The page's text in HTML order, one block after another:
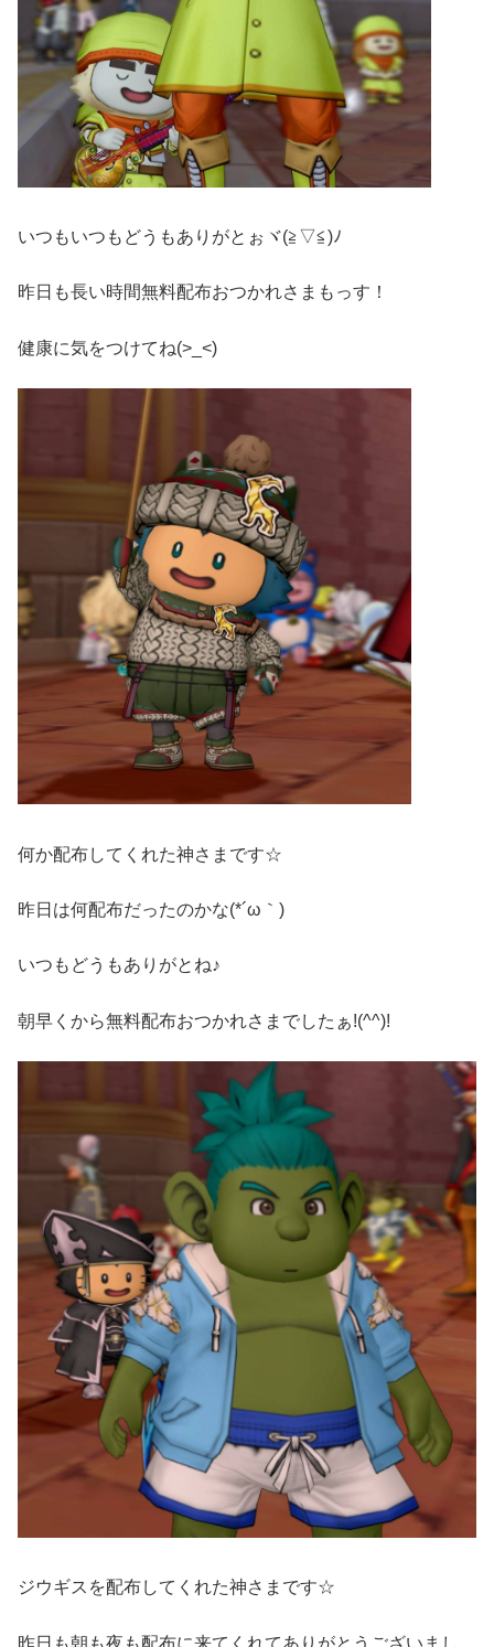
いつもいつもどうもありがとぉヾ(≧▽≦)ﾉ
昨日も長い時間無料配布おつかれさまもっす！
健康に気をつけてね(>_<)
何か配布してくれた神さまです☆
昨日は何配布だったのかな(*´ω｀)
いつもどうもありがとね♪
朝早くから無料配布おつかれさまでしたぁ!(^^)!
ジウギスを配布してくれた神さまです☆
昨日も朝も夜も配布に来てくれてありがとうございまし